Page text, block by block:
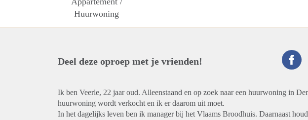
Huurwoning
Deel deze oproep met je vrienden!
Ik ben Veerle, 22 jaar oud. Alleenstaand en op zoek naar een huurwoning in
huurwoning wordt verkocht en ik er daarom uit moet.
In het dagelijks leven ben ik manager bij het Vlaams Broodhuis. Daarnaast